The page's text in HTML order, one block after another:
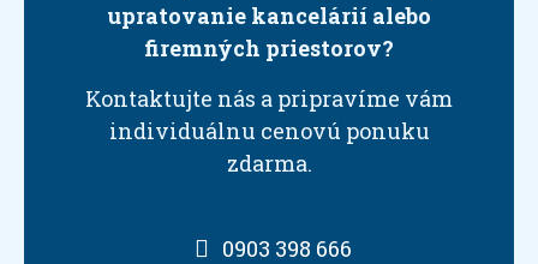
upratovanie kancelárií alebo
firemných priestorov?
Kontaktujte nás a pripravíme vám
individuálnu cenovú ponuku
zdarma.
0903 398 666